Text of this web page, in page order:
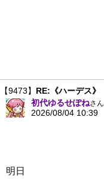
【9473】 RE:《ハーデス》
初代ゆるせぽねさん
2026/08/04 10:39
明日